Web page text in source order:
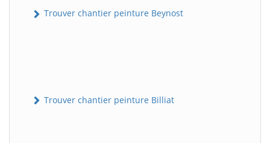
Trouver chantier peinture Beynost
Trouver chantier peinture Billiat